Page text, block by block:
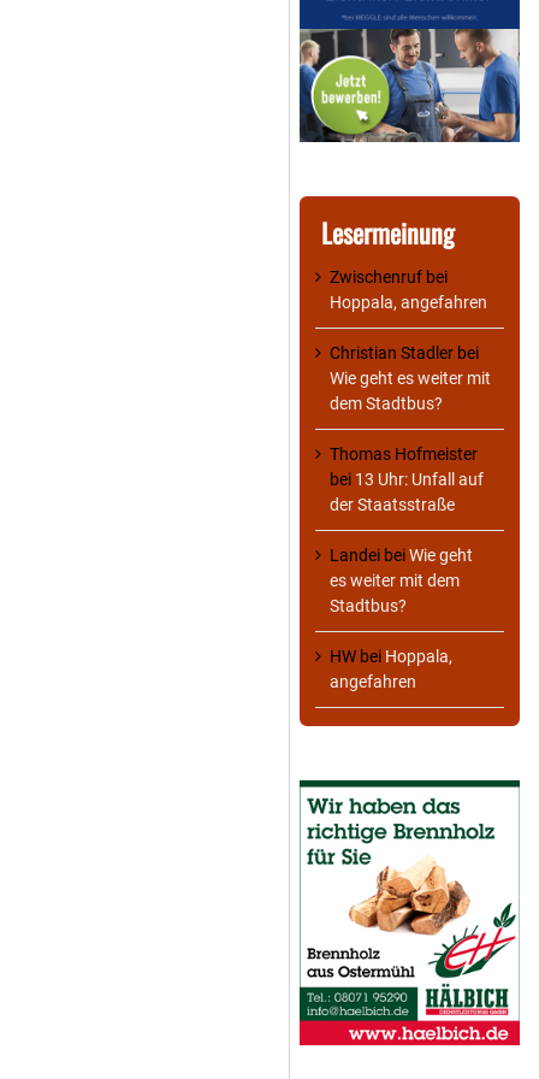
Lesermeinung
Zwischenruf bei
Hoppala, angefahren
Christian Stadler bei
Wie geht es weiter mit
dem Stadtbus?
Thomas Hofmeister
bei 13 Uhr: Unfall auf
der Staatsstraße
Landei beiWie geht
es weiter mit dem
Stadtbus?
HW bei Hoppala,
angefahren